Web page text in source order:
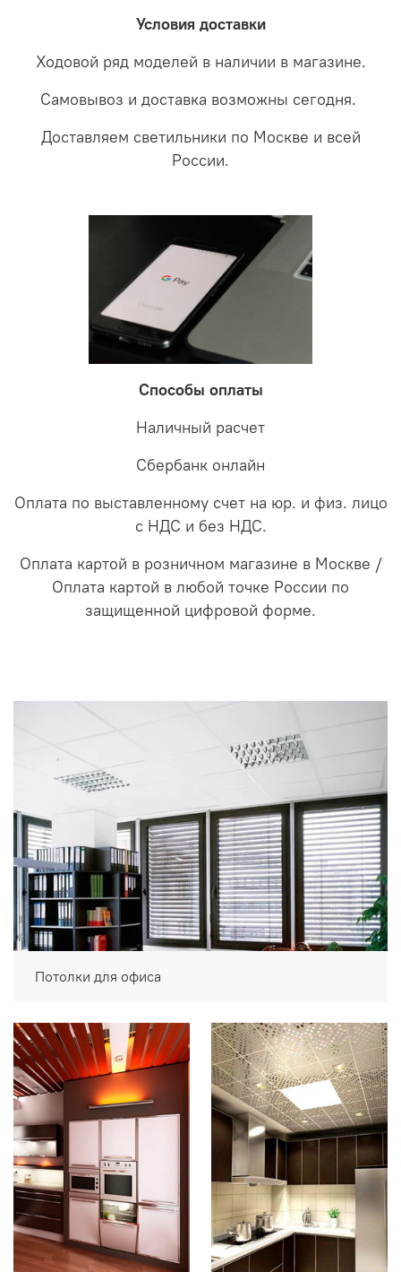
Условия доставки
Ходовой ряд моделей в наличии в магазине.
Самовывоз и доставка возможны сегодня.
Доставляем светильники по Москве и всей
России.
Способы оплаты
Наличный расчет
Сбербанк онлайн
Оплата по выставленному счет на юр. и физ. лицо
с НДС и без НДС.
Оплата картой в розничном магазине в Москве /
Оплата картой в любой точке России по
защищенной цифровой форме.
Потолки для офиса